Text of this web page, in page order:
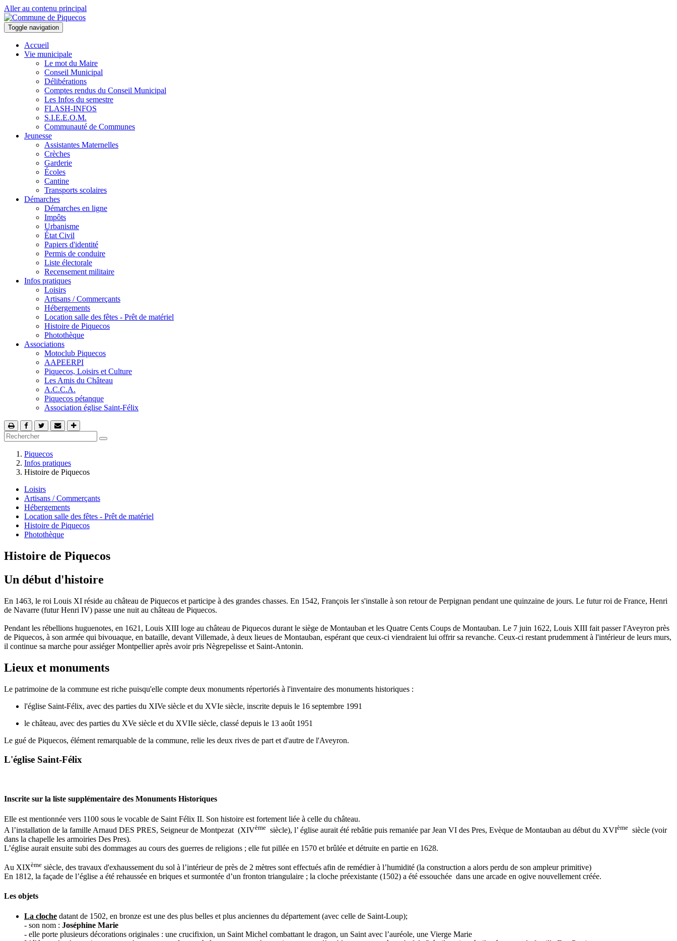
Aller au contenu principal
Toggle navigation
Accueil
Vie municipale
Le mot du Maire
Conseil Municipal
Délibérations
Comptes rendus du Conseil Municipal
Les Infos du semestre
FLASH-INFOS
S.I.E.E.O.M.
Communauté de Communes
Jeunesse
Assistantes Maternelles
Crèches
Garderie
Écoles
Cantine
Transports scolaires
Démarches
Démarches en ligne
Impôts
Urbanisme
État Civil
Papiers d'identité
Permis de conduire
Liste électorale
Recensement militaire
Infos pratiques
Loisirs
Artisans / Commerçants
Hébergements
Location salle des fêtes - Prêt de matériel
Histoire de Piquecos
Photothèque
Associations
Motoclub Piquecos
AAPEERPI
Piquecos, Loisirs et Culture
Les Amis du Château
A.C.C.A.
Piquecos pétanque
Association église Saint-Félix
Piquecos
Infos pratiques
Histoire de Piquecos
Loisirs
Artisans / Commerçants
Hébergements
Location salle des fêtes - Prêt de matériel
Histoire de Piquecos
Photothèque
Histoire de Piquecos
Un début d'histoire
En 1463, le roi Louis XI réside au château de Piquecos et participe à des grandes chasses. En 1542, François Ier s'installe à son retour de Perpignan pendant une quinzaine de jours. Le futur roi de France, Henri
de Navarre (futur Henri IV) passe une nuit au château de Piquecos.
Pendant les rébellions huguenotes, en 1621, Louis XIII loge au château de Piquecos durant le siège de Montauban et les Quatre Cents Coups de Montauban. Le 7 juin 1622, Louis XIII fait passer l'Aveyron près
de Piquecos, à son armée qui bivouaque, en bataille, devant Villemade, à deux lieues de Montauban, espérant que ceux-ci viendraient lui offrir sa revanche. Ceux-ci restant prudemment à l'intérieur de leurs murs,
il continue sa marche pour assiéger Montpellier après avoir pris Nègrepelisse et Saint-Antonin.
Lieux et monuments
Le patrimoine de la commune est riche puisqu'elle compte deux monuments répertoriés à l'inventaire des monuments historiques :
l'église Saint-Félix, avec des parties du XIVe siècle et du XVIe siècle, inscrite depuis le 16 septembre 1991
le château, avec des parties du XVe siècle et du XVIIe siècle, classé depuis le 13 août 1951
Le gué de Piquecos, élément remarquable de la commune, relie les deux rives de part et d'autre de l'Aveyron.
L'église Saint-Félix
Inscrite sur la liste supplémentaire des Monuments Historiques
Elle est mentionnée vers 1100 sous le vocable de Saint Félix II. Son histoire est fortement liée à celle du château.
A l’installation de la famille Arnaud DES PRES, Seigneur de Montpezat (XIVème siècle), l’ église aurait été rebâtie puis remaniée par Jean VI des Pres, Evèque de Montauban au début du XVIème siècle (voir
dans la chapelle les armoiries Des Pres).
L’église aurait ensuite subi des dommages au cours des guerres de religions ; elle fut pillée en 1570 et brûlée et détruite en partie en 1628.
Au XIXème siècle, des travaux d'exhaussement du sol à l’intérieur de près de 2 mètres sont effectués afin de remédier à l’humidité (la construction a alors perdu de son ampleur primitive)
En 1812, la façade de l’église a été rehaussée en briques et surmontée d’un fronton triangulaire ; la cloche préexistante (1502) a été essouchée dans une arcade en ogive nouvellement créée.
Les objets
La cloche datant de 1502, en bronze est une des plus belles et plus anciennes du département (avec celle de Saint-Loup);
- son nom : Joséphine Marie
- elle porte plusieurs décorations originales : une crucifixion, un Saint Michel combattant le dragon, un Saint avec l’auréole, une Vierge Marie